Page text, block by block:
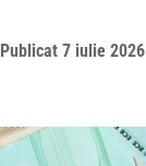
Publicat 7 iulie 2026